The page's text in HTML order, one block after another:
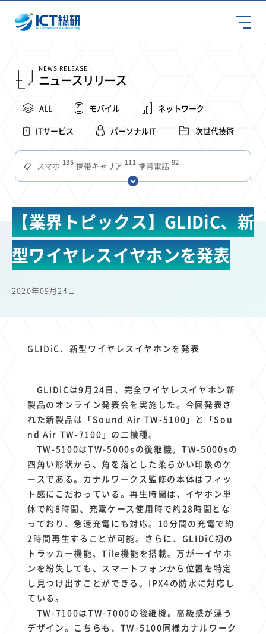
NEWS RELEASE
ニュースリリース
ALL モバイル
ネットワーク
ITサービス
パーソナルIT 次世代技術
スマホ 135 携帯キャリア 111 携帯電話 92
スマートデバイス 68 通信速度 65 ビジネス 63 4Ｇ 59
アプリ 51 つながりやすさ 51 電波状況 49 ドコモ 48
タブレット 38 インターネット 36 ビジネスシーン 31
混雑環境 31 MVNO 28 SIM 27 電波 27 全国 24 楽天モバイル
電車 17 料金 16
待ち合わせ場所 11 スマートフォン 9 東西エリア別
電子マネー 6 ワイモバイル モバイルルーター 6 新幹線 5
生成AI 5 電子書籍 4 chatGPT 4 Gemini 4 AI 4 Copilot 3
OpenAI 3 Firefly DALL-E 3 Mid Journey 3 Claude
オフィスビル マイナポイント 3 海外料金 学割
Anthropic 2 Perplexity 2 YouTube 2 iPad 2 リスク 2 X 2
Genspark 2 配車アプリ 2 フードデリバリー 2 TikTok 2
Netflix 2 Microsoft 2 Canva AI 2 Azure 2 Sora 2 LINE 2 法人
中東情勢 輸送費 1 Facebook twitter Instagram 1
原材料費 1 端末価格 1 G20 1 購買力 1 MNO
スマートホーム家電 クラウド 1 ライドシェア 1
ポイントサービス 1 共通ポイント 1 経済圏 1 Azure AI 1
Google Pixel 1 1 1
オンラインサロン 1
【業界トピックス】GLIDiC、新
型ワイヤレスイヤホンを発表
2020年09月24日
GLIDiC、新型ワイヤレスイヤホンを発表
GLIDiCは9月24日、完全ワイヤレスイヤホン新
製品のオンライン発表会を実施した。今回発表さ
れた新製品は「Sound Air TW-5100」と「Sou
nd Air TW-7100」の二機種。
TW-5100はTW-5000sの後継機。TW-5000sの
四角い形状から、角を落とした柔らかい印象のケ
ースである。カナルワークス監修の本体はフィッ
ト感にこだわっている。再生時間は、イヤホン単
体で約8時間、充電ケース使用時で約28時間とな
っており、急速充電にも対応。10分間の充電で約
2時間再生することが可能。さらに、GLIDiC初の
トラッカー機能、Tile機能を搭載。万が一イヤホ
ンを紛失しても、スマートフォンから位置を特定
し見つけ出すことができる。IPX4の防水に対応し
ている。
TW-7100はTW-7000の後継機。高級感が漂う
デザイン。こちらも、TW-5100同様カナルワーク